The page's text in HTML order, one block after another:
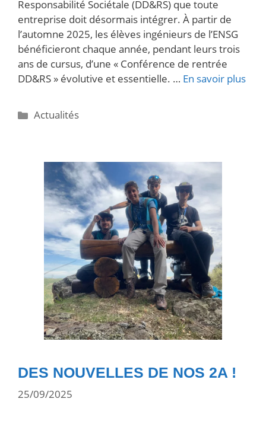
Responsabilité Sociétale (DD&RS) que toute
entreprise doit désormais intégrer. À partir de
l’automne 2025, les élèves ingénieurs de l’ENSG
bénéficieront chaque année, pendant leurs trois
ans de cursus, d’une « Conférence de rentrée
DD&RS » évolutive et essentielle. … En savoir plus
Actualités
DES NOUVELLES DE NOS 2A !
25/09/2025